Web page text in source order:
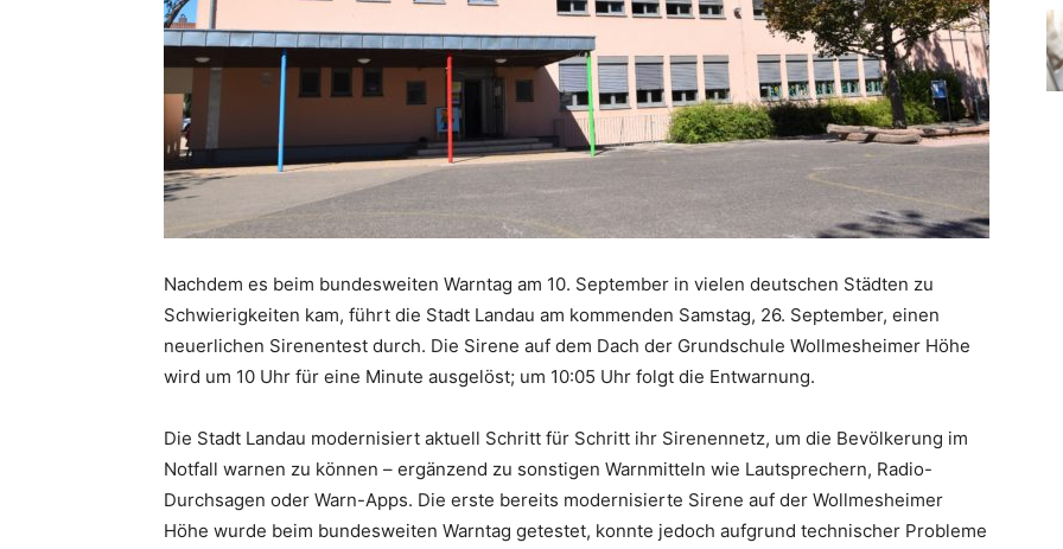
Nachdem es beim bundesweiten Warntag am 10. September in vielen deutschen Städten zu
Schwierigkeiten kam, führt die Stadt Landau am kommenden Samstag, 26. September, einen
neuerlichen Sirenentest durch. Die Sirene auf dem Dach der Grundschule Wollmesheimer Höhe
wird um 10 Uhr für eine Minute ausgelöst; um 10:05 Uhr folgt die Entwarnung.
Die Stadt Landau modernisiert aktuell Schritt für Schritt ihr Sirenennetz, um die Bevölkerung im
Notfall warnen zu können – ergänzend zu sonstigen Warnmitteln wie Lautsprechern, Radio-
Durchsagen oder Warn-Apps. Die erste bereits modernisierte Sirene auf der Wollmesheimer
Höhe wurde beim bundesweiten Warntag getestet, konnte jedoch aufgrund technischer Probleme